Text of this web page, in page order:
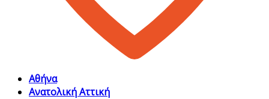
Αθήνα
Ανατολική Αττική